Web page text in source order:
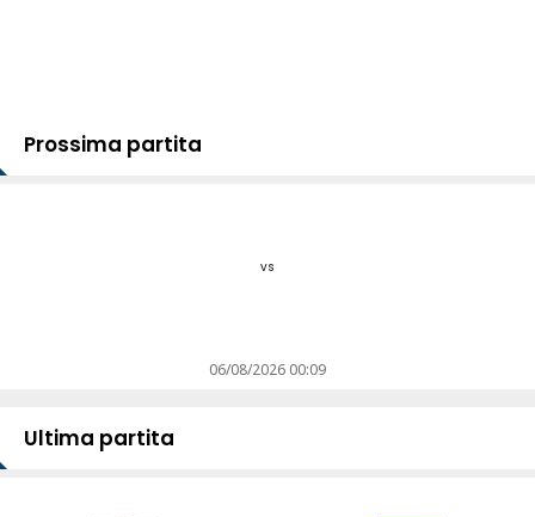
Prossima partita
vs
06/08/2026 00:09
Ultima partita